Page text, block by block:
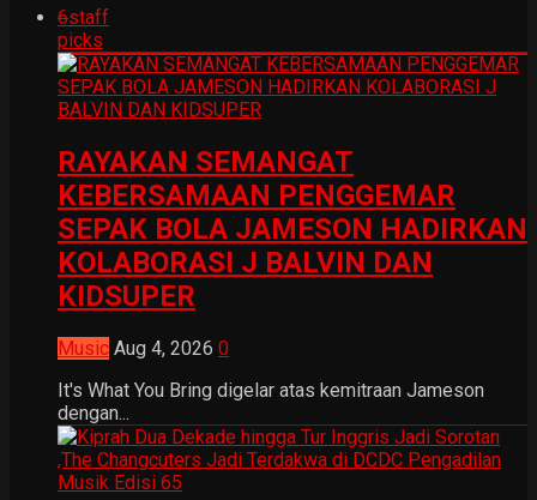
6staff
picks
RAYAKAN SEMANGAT
KEBERSAMAAN PENGGEMAR
SEPAK BOLA JAMESON HADIRKAN
KOLABORASI J BALVIN DAN
KIDSUPER
Music Aug 4, 2026 0
It's What You Bring digelar atas kemitraan Jameson
dengan...